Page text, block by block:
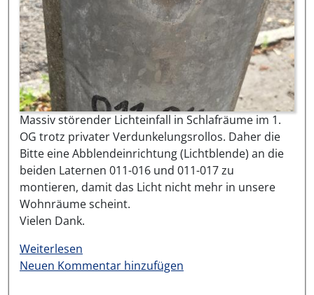
Massiv störender Lichteinfall in Schlafräume im 1.
OG trotz privater Verdunkelungsrollos. Daher die
Bitte eine Abblendeinrichtung (Lichtblende) an die
beiden Laternen 011-016 und 011-017 zu
montieren, damit das Licht nicht mehr in unsere
Wohnräume scheint.
Vielen Dank.
Weiterlesen
Neuen Kommentar hinzufügen